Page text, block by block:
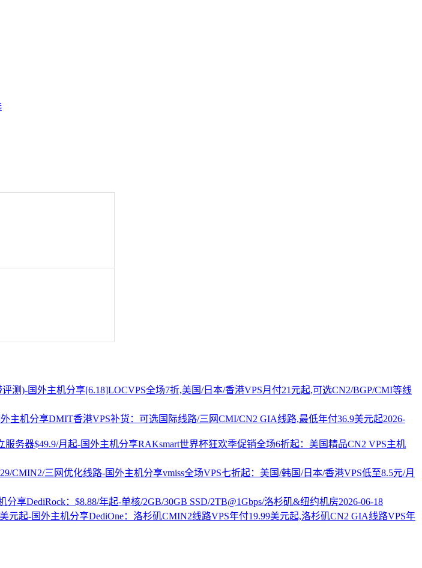
[6.18]LOCVPS全场7折,美国/日本/香港VPS月付21元起,可选CN2/BGP/CMI等线
DMIT香港VPS补货：可选国际线路/三网CMI/CN2 GIA线路,最低年付36.9美元起2026-
RAKsmart世界杯狂欢季促销全场6折起：美国精品CN2 VPS主机
vmiss全场VPS七折起：美国/韩国/日本/香港VPS低至8.5元/月
DediRock：$8.88/年起-单核/2GB/30GB SSD/2TB@1Gbps/洛杉矶&纽约机房2026-06-18
DediOne：洛杉矶CMIN2线路VPS年付19.99美元起,洛杉矶CN2 GIA线路VPS年